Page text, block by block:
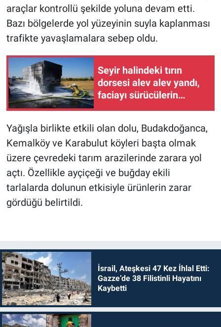
araçlar kontrollü şekilde yoluna devam etti.
Bazı bölgelerde yol yüzeyinin suyla kaplanması
trafikte yavaşlamalara sebep oldu.
Seyir halindeki tırın
dorsesi alev alev yandı,
faciayı sürücülerin
Yağışla birlikte etkili olan dolu, Budakdoğanca,
Kemalköy ve Karabulut köyleri başta olmak
üzere çevredeki tarım arazilerinde zarara yol
açtı. Özellikle ayçiçeği ve buğday ekili
tarlalarda dolunun etkisiyle ürünlerin zarar
gördüğü belirtildi.
İsrail, Ateşkesi 47 Kez İhlal Etti:
Gazze’de 38 Filistinli Hayatını
Kaybetti